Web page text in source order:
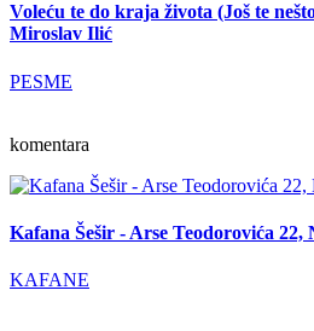
Voleću te do kraja života (Još te
Miroslav Ilić
PESME
komentara
Kafana Šešir - Arse Teodorovića 22,
KAFANE